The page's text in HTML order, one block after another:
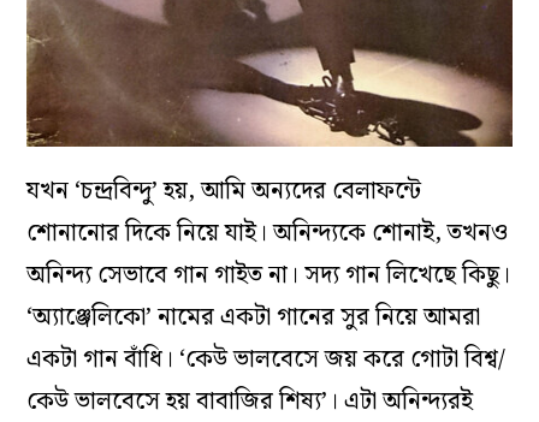
যখন ‘চন্দ্রবিন্দু’ হয়, আমি অন‌্যদের বেলাফন্টে
শোনানোর দিকে নিয়ে যাই। অনিন্দ্যকে শোনাই, তখনও
অনিন্দ্য সেভাবে গান গাইত না। সদ্য গান লিখেছে কিছু।
‘অ্যাঞ্জেলিকো’ নামের একটা গানের সুর নিয়ে আমরা
একটা গান বাঁধি। ‘কেউ ভালবেসে জয় করে গোটা বিশ্ব/
কেউ ভালবেসে হয় বাবাজির শিষ্য’। এটা অনিন্দ্যরই